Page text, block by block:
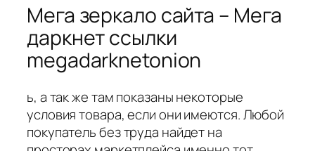
Мега зеркало сайта – Мега
даркнет ссылки
megadarknetonion
ь, а так же там показаны некоторые
условия товара, если они имеются. Любой
покупатель без труда найдет на